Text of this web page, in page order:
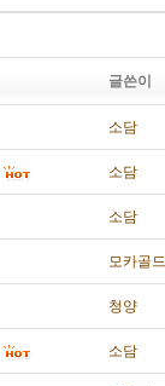
글쓴이
소담
소담
소담
모카골드
청양
소담